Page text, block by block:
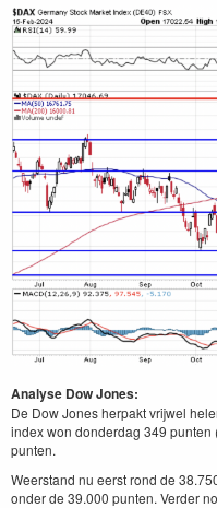
Analyse Dow Jones:
De Dow Jones herpakt vrijwel
index won donderdag 349 punten
punten.
Weerstand nu eerst rond de
onder de 39.000 punten. Verder